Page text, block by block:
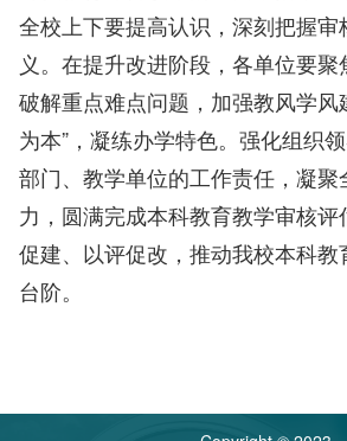
全校上下要提高认识，深刻把握
义。在提升改进阶段，各单位要
破解重点难点问题，加强教风学风
为本”，凝练办学特色。强化组织
部门、教学单位的工作责任，凝聚
力，圆满完成本科教育教学审核
促建、以评促改，推动我校本科
台阶。